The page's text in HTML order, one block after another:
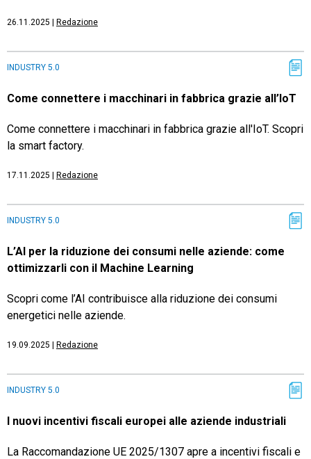
26.11.2025 Redazione
INDUSTRY 5.0
Come connettere i macchinari in fabbrica grazie all’IoT
Come connettere i macchinari in fabbrica grazie all'IoT. Scopri
la smart factory.
17.11.2025 Redazione
INDUSTRY 5.0
L’AI per la riduzione dei consumi nelle aziende: come
ottimizzarli con il Machine Learning
Scopri come l’AI contribuisce alla riduzione dei consumi
energetici nelle aziende.
19.09.2025 Redazione
INDUSTRY 5.0
I nuovi incentivi fiscali europei alle aziende industriali
La Raccomandazione UE 2025/1307 apre a incentivi fiscali e